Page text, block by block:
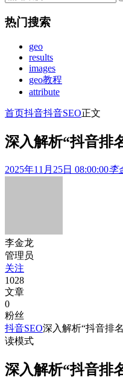
热门搜索
geo
results
images
geo教程
attribute
首页抖音抖音SEO正文
深入解析“抖音排
2025年11月25日 08:00:00李
李金龙
管理员
关注
1028
文章
0
粉丝
抖音SEO深入解析“抖音排
读模式
深入解析“抖音排